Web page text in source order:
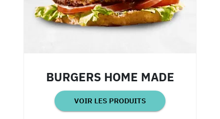
BURGERS HOME MADE
VOIR LES PRODUITS